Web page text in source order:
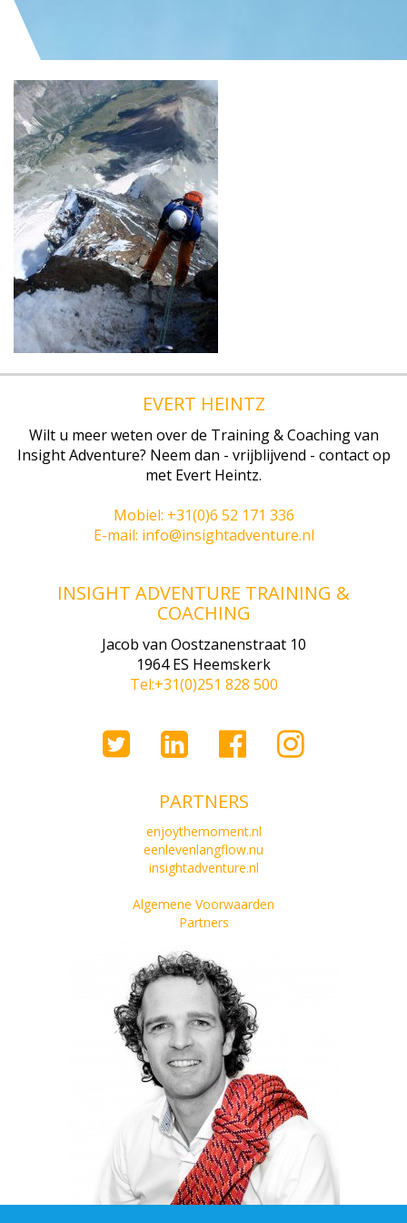
EVERT HEINTZ
Wilt u meer weten over de Training & Coaching van
Insight Adventure? Neem dan - vrijblijvend - contact op
met Evert Heintz.
Mobiel: +31(0)6 52 171 336
E-mail: info@insightadventure.nl
INSIGHT ADVENTURE TRAINING &
COACHING
Jacob van Oostzanenstraat 10
1964 ES Heemskerk
Tel:+31(0)251 828 500
PARTNERS
enjoythemoment.nl
eenlevenlangflow.nu
insightadventure.nl
Algemene Voorwaarden
Partners